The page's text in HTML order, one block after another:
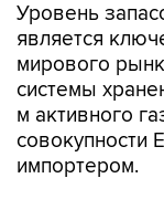
Уровень
является
мирового
системы
м активного
совокупности
импортером.